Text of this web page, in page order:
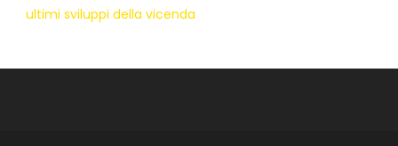
ultimi sviluppi della vicenda